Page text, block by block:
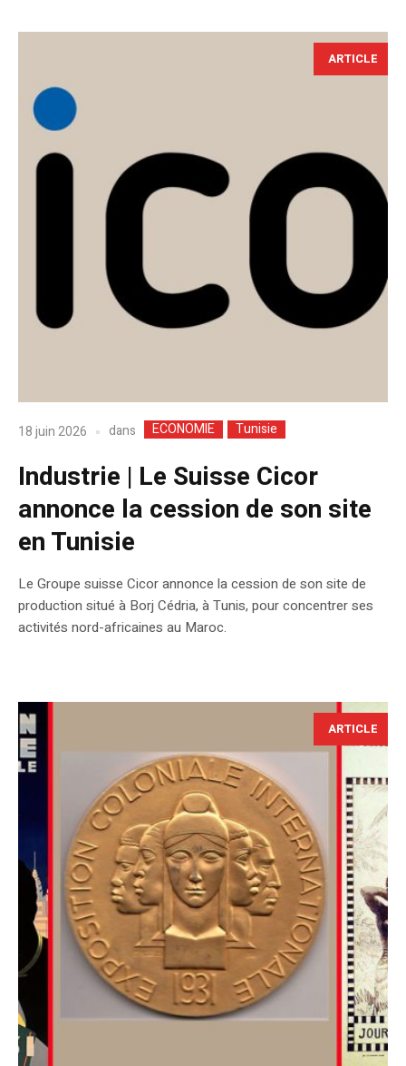
ARTICLE
18 juin 2026 dans ECONOMIE Tunisie
Industrie | Le Suisse Cicor
annonce la cession de son site
en Tunisie
Le Groupe suisse Cicor annonce la cession de son site de
production situé à Borj Cédria, à Tunis, pour concentrer ses
activités nord-africaines au Maroc.
ARTICLE